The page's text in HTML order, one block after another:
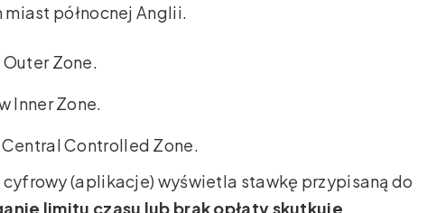
północnej Anglii.
Zone.
Inner Zone.
Controlled Zone.
(aplikacje) wyświetla stawkę przypisaną do
limitu czasu lub brak opłaty skutkuje